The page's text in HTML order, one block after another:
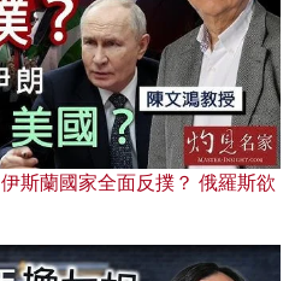
斯蘭國家全面反撲？ 俄羅斯欲